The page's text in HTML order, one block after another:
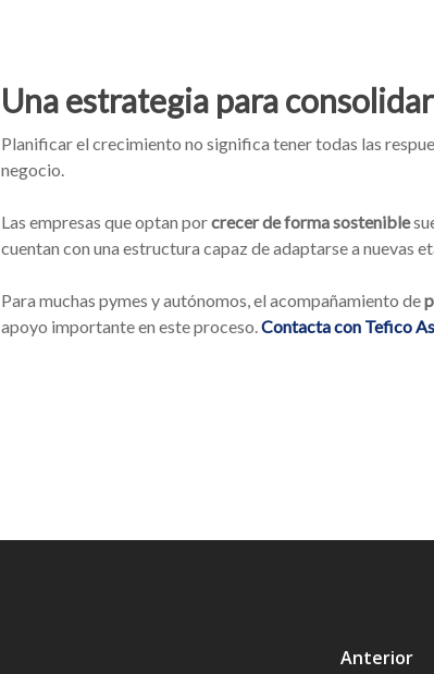
Una estrategia para
Planificar el crecimiento no significa tener todas las
negocio.
Las empresas que optan porcrecer de forma sostenible
cuentan con una estructura capaz de adaptarse a nuevas
Para muchas pymes y autónomos, el acompañamiento de
apoyo importante en este proceso.Contacta con Tefico
Anterior